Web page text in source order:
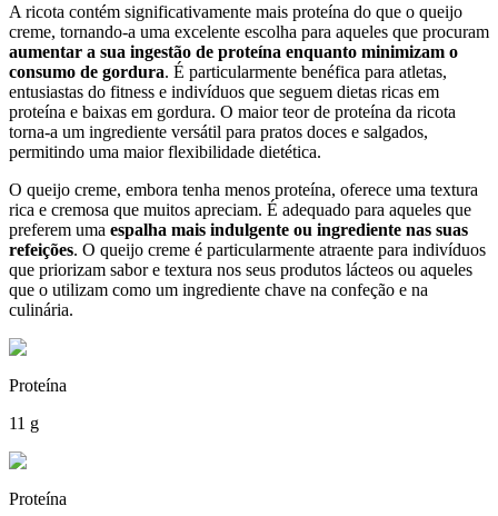
A ricota contém significativamente mais proteína do que o queijo
creme, tornando-a uma excelente escolha para aqueles que procuram
aumentar a sua ingestão de proteína enquanto minimizam o
consumo de gordura. É particularmente benéfica para atletas,
entusiastas do fitness e indivíduos que seguem dietas ricas em
proteína e baixas em gordura. O maior teor de proteína da ricota
torna-a um ingrediente versátil para pratos doces e salgados,
permitindo uma maior flexibilidade dietética.
O queijo creme, embora tenha menos proteína, oferece uma textura
rica e cremosa que muitos apreciam. É adequado para aqueles que
preferem uma espalha mais indulgente ou ingrediente nas suas
refeições. O queijo creme é particularmente atraente para indivíduos
que priorizam sabor e textura nos seus produtos lácteos ou aqueles
que o utilizam como um ingrediente chave na confeção e na
culinária.
Proteína
11 g
Proteína